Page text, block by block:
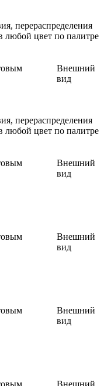
перераспределения
любой цвет по палитре
Внешний
вид
перераспределения
любой цвет по палитре
Внешний
вид
Внешний
вид
Внешний
вид